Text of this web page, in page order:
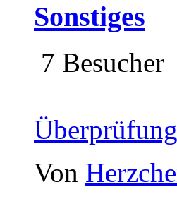
Sonstiges
7 Besucher
Von